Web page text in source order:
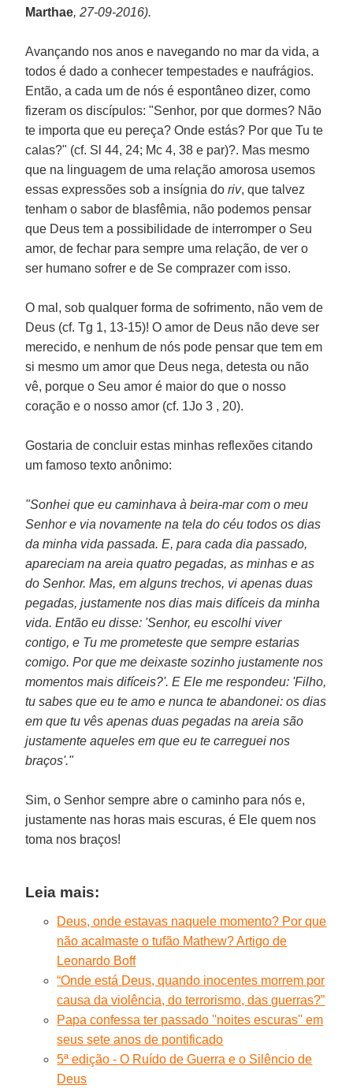
Marthae, 27-09-2016).
Avançando nos anos e navegando no mar da vida, a
todos é dado a conhecer tempestades e naufrágios.
Então, a cada um de nós é espontâneo dizer, como
fizeram os discípulos: "Senhor, por que dormes? Não
te importa que eu pereça? Onde estás? Por que Tu te
calas?" (cf. Sl 44, 24; Mc 4, 38 e par)?. Mas mesmo
que na linguagem de uma relação amorosa usemos
essas expressões sob a insígnia doriv, que talvez
tenham o sabor de blasfêmia, não podemos pensar
que Deus tem a possibilidade de interromper o Seu
amor, de fechar para sempre uma relação, de ver o
ser humano sofrer e de Se comprazer com isso.
O mal, sob qualquer forma de sofrimento, não vem de
Deus (cf. Tg 1, 13-15)! O amor de Deus não deve ser
merecido, e nenhum de nós pode pensar que tem em
si mesmo um amor que Deus nega, detesta ou não
vê, porque o Seu amor é maior do que o nosso
coração e o nosso amor (cf. 1Jo 3 , 20).
Gostaria de concluir estas minhas reflexões citando
um famoso texto anônimo:
"Sonhei que eu caminhava à beira-mar com o meu
Senhor e via novamente na tela do céu todos os dias
da minha vida passada. E, para cada dia passado,
apareciam na areia quatro pegadas, as minhas e as
do Senhor. Mas, em alguns trechos, vi apenas duas
pegadas, justamente nos dias mais difíceis da minha
vida. Então eu disse: 'Senhor, eu escolhi viver
contigo, e Tu me prometeste que sempre estarias
comigo. Por que me deixaste sozinho justamente nos
momentos mais difíceis?'. E Ele me respondeu: 'Filho,
tu sabes que eu te amo e nunca te abandonei: os dias
em que tu vês apenas duas pegadas na areia são
justamente aqueles em que eu te carreguei nos
braços'."
Sim, o Senhor sempre abre o caminho para nós e,
justamente nas horas mais escuras, é Ele quem nos
toma nos braços!
Leia mais:
Deus, onde estavas naquele momento? Por que
não acalmaste o tufão Mathew? Artigo de
Leonardo Boff
“Onde está Deus, quando inocentes morrem por
causa da violência, do terrorismo, das guerras?”
Papa confessa ter passado ''noites escuras'' em
seus sete anos de pontificado
5ª edição - O Ruído de Guerra e o Silêncio de
Deus